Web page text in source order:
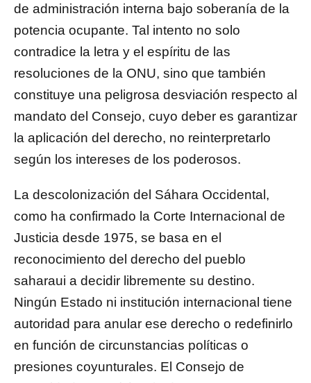
de administración interna bajo soberanía de la
potencia ocupante. Tal intento no solo
contradice la letra y el espíritu de las
resoluciones de la ONU, sino que también
constituye una peligrosa desviación respecto al
mandato del Consejo, cuyo deber es garantizar
la aplicación del derecho, no reinterpretarlo
según los intereses de los poderosos.
La descolonización del Sáhara Occidental,
como ha confirmado la Corte Internacional de
Justicia desde 1975, se basa en el
reconocimiento del derecho del pueblo
saharaui a decidir libremente su destino.
Ningún Estado ni institución internacional tiene
autoridad para anular ese derecho o redefinirlo
en función de circunstancias políticas o
presiones coyunturales. El Consejo de